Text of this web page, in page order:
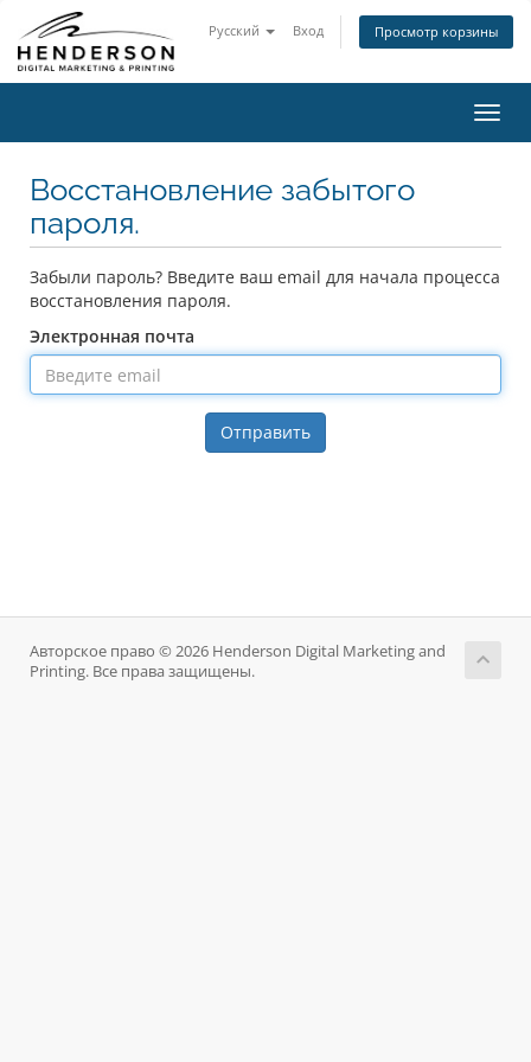
Русский Вход Просмотр корзины
Восстановление забытого
пароля.
Забыли пароль? Введите ваш email для начала процесса
восстановления пароля.
Электронная почта
Отправить
Авторское право © 2026 Henderson Digital Marketing and
Printing. Все права защищены.